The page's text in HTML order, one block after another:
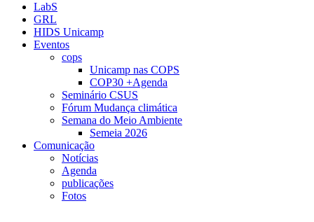
LabS
GRL
HIDS Unicamp
Eventos
cops
Unicamp nas COPS
COP30 +Agenda
Seminário CSUS
Fórum Mudança climática
Semana do Meio Ambiente
Semeia 2026
Comunicação
Notícias
Agenda
publicações
Fotos